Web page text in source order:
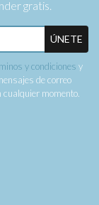
gratis.
ÚNETE
y condiciones y
de correo
cualquier momento.